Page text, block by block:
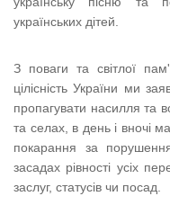
українських дітей.
З поваги та світлої
цілісність України ми
пропагувати насилля та
та селах, в день і вночі
покарання за
засадах рівності усіх
заслуг, статусів чи посад.